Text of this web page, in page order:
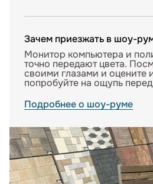
Зачем приезжать в шоу-
Монитор компьютера и
точно передают цвета.
своими глазами и оцените
попробуйте на ощупь
Подробнее о шоу-руме